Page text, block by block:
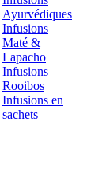
Ayurvédiques
Infusions
Maté &
Lapacho
Infusions
Rooibos
Infusions en
sachets